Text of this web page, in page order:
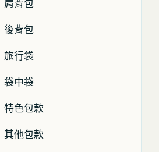
肩背包
後背包
旅行袋
袋中袋
特色包款
其他包款